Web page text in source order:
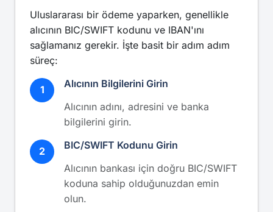
Uluslararası bir ödeme yaparken, genellikle
alıcının BIC/SWIFT kodunu ve IBAN'ını
sağlamanız gerekir. İşte basit bir adım adım
süreç:
1
Alıcının Bilgilerini Girin
Alıcının adını, adresini ve banka
bilgilerini girin.
2
BIC/SWIFT Kodunu Girin
Alıcının bankası için doğru BIC/SWIFT
koduna sahip olduğunuzdan emin
olun.